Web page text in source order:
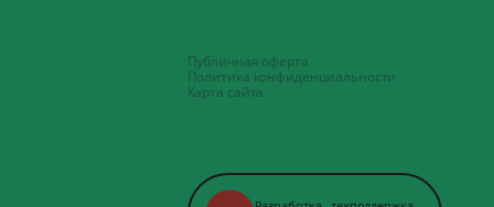
Публичная оферта
Политика конфиденциальности
Карта сайта